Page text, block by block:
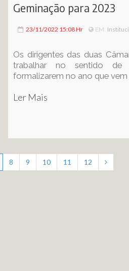
Geminação para 2023
23/11/2022 15:08 Hr EM:
Os dirigentes das duas
trabalhar no sentido de
formalizarem no ano que
Ler Mais
8 9 10 11 12